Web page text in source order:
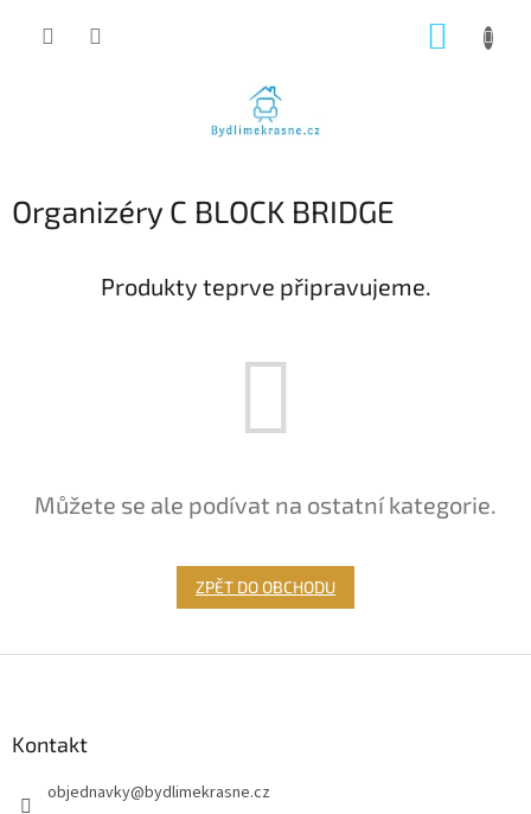
Organizéry C BLOCK BRIDGE
Produkty teprve připravujeme.
Můžete se ale podívat na ostatní kategorie.
ZPĚT DO OBCHODU
Kontakt
objednavky@bydlimekrasne.cz